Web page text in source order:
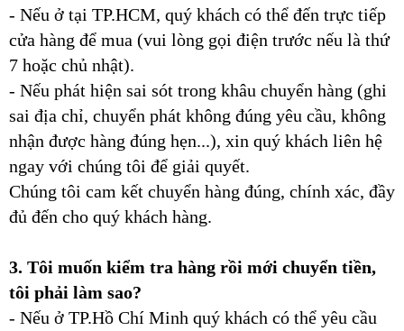
- Nếu ở tại TP.HCM, quý khách có thể đến trực tiếp
cửa hàng để mua (vui lòng gọi điện trước nếu là thứ
7 hoặc chủ nhật).
- Nếu phát hiện sai sót trong khâu chuyển hàng (ghi
sai địa chỉ, chuyển phát không đúng yêu cầu, không
nhận được hàng đúng hẹn...), xin quý khách liên hệ
ngay với chúng tôi để giải quyết.
Chúng tôi cam kết chuyển hàng đúng, chính xác, đầy
đủ đến cho quý khách hàng.
3. Tôi muốn kiểm tra hàng rồi mới chuyển tiền,
tôi phải làm sao?
- Nếu ở TP.Hồ Chí Minh quý khách có thể yêu cầu